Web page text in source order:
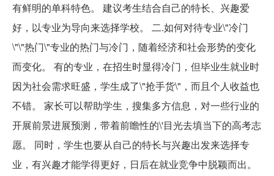
有鲜明的单科特色。 建议考生结合自己的特长、兴趣爱
好，以专业为导向来选择学校。 二.如何对待专业\"冷门
\"\"热门\"专业的热门与冷门，随着经济和社会形势的变化
而变化。 有的专业，在招生时显得冷门，但毕业生就业时
因为社会需求旺盛，学生成了\"抢手货\"，而且个人收益也
不错。 家长可以帮助学生，搜集多方信息，对一些行业的
开展前景进展预测，带着前瞻性的\'目光去填当下的高考志
愿。 同时，学生也要从自己的特长与兴趣出发来选择专
业，有兴趣才能学得更好，日后在就业竞争中脱颖而出。